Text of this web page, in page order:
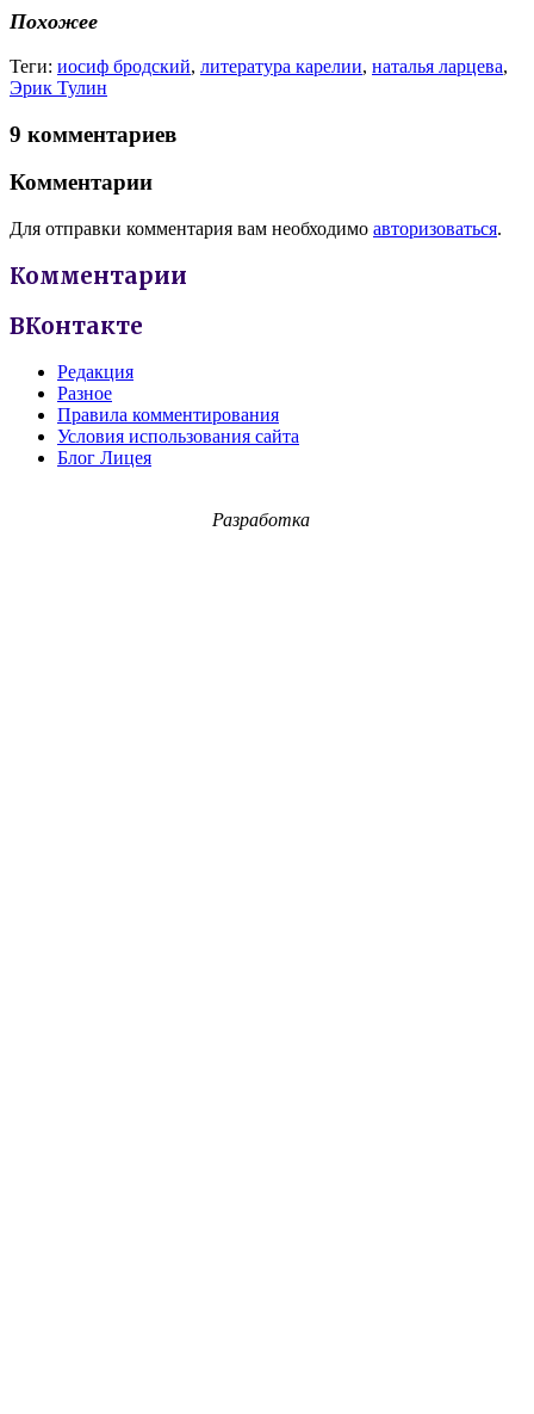
Похожее
Теги: иосиф бродский, литература карелии, наталья ларцева,
Эрик Тулин
9 комментариев
Комментарии
Для отправки комментария вам необходимо авторизоваться.
Комментарии
ВКонтакте
Редакция
Разное
Правила комментирования
Условия использования сайта
Блог Лицея
Разработка